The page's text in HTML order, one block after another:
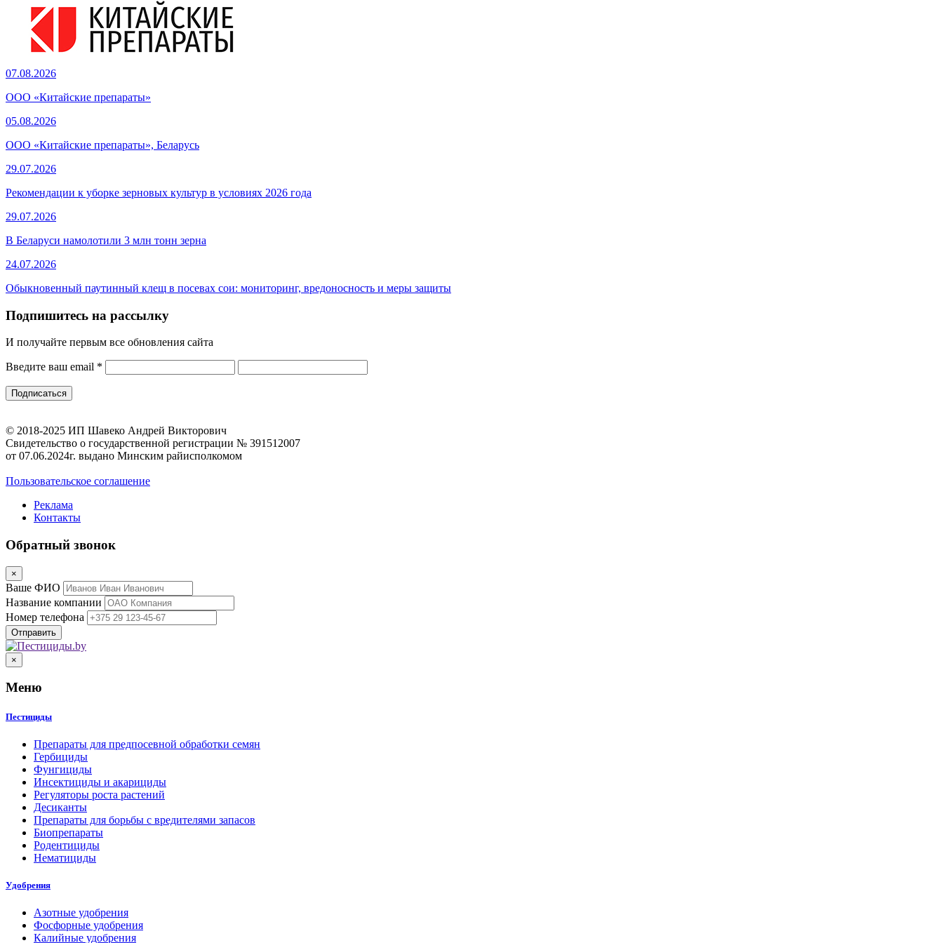
07.08.2026
ООО «Китайские препараты»
05.08.2026
ООО «Китайские препараты», Беларусь
29.07.2026
Рекомендации к уборке зерновых культур в условиях 2026 года
29.07.2026
В Беларуси намолотили 3 млн тонн зерна
24.07.2026
Обыкновенный паутинный клещ в посевах сои: мониторинг, вредоносность и меры защиты
Подпишитесь на рассылку
И получайте первым все обновления сайта
Введите ваш email *
© 2018-2025 ИП Шавеко Андрей Викторович
Свидетельство о государственной регистрации № 391512007
от 07.06.2024г. выдано Минским райисполкомом
Пользовательское соглашение
Реклама
Контакты
Обратный звонок
×
Ваше ФИО
Название компании
Номер телефона
×
Меню
Пестициды
Препараты для предпосевной обработки семян
Гербициды
Фунгициды
Инсектициды и акарициды
Регуляторы роста растений
Десиканты
Препараты для борьбы с вредителями запасов
Биопрепараты
Родентициды
Нематициды
Удобрения
Азотные удобрения
Фосфорные удобрения
Калийные удобрения